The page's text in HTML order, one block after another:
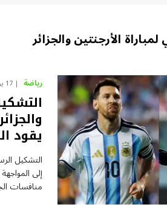
الأرجنتين والجزائر
رياضة 17 يونيو، 2026
يقود
التشكيل
إلى
منافسات